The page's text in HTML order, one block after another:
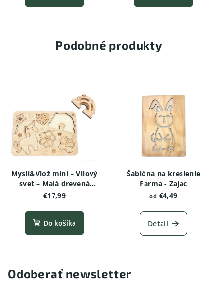
Podobné produkty
Mysli&Vlož mini – Vílový
svet – Malá drevená
vkladačka
€17,99
Do košíka
Šablóna na kreslenie
Farma - Zajac
od €4,49
Detail
Odoberať newsletter